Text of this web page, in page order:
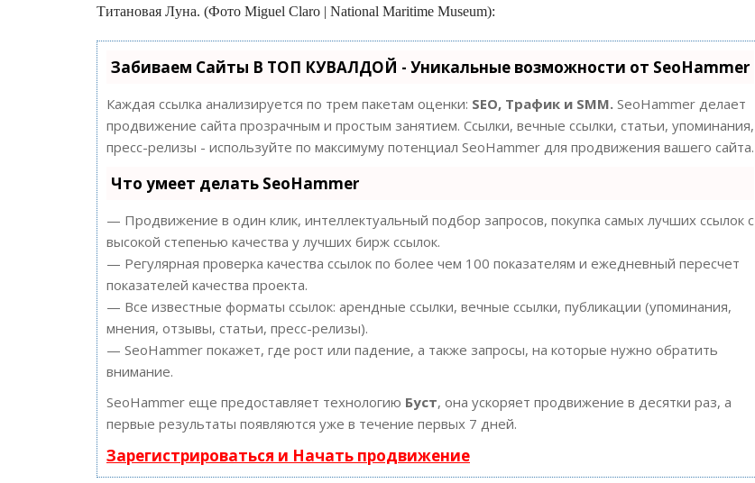
Титановая Луна. (Фото Miguel Claro | National Maritime Museum):
Забиваем Сайты В ТОП КУВАЛДОЙ - Уникальные возможности от SeoHammer
Каждая ссылка анализируется по трем пакетам оценки: SEO, Трафик и SMM. SeoHammer делает
продвижение сайта прозрачным и простым занятием. Ссылки, вечные ссылки, статьи, упоминания,
пресс-релизы - используйте по максимуму потенциал SeoHammer для продвижения вашего сайта.
Что умеет делать SeoHammer
— Продвижение в один клик, интеллектуальный подбор запросов, покупка самых лучших ссылок с
высокой степенью качества у лучших бирж ссылок.
— Регулярная проверка качества ссылок по более чем 100 показателям и ежедневный пересчет
показателей качества проекта.
— Все известные форматы ссылок: арендные ссылки, вечные ссылки, публикации (упоминания,
мнения, отзывы, статьи, пресс-релизы).
— SeoHammer покажет, где рост или падение, а также запросы, на которые нужно обратить
внимание.
SeoHammer еще предоставляет технологию Буст, она ускоряет продвижение в десятки раз, а
первые результаты появляются уже в течение первых 7 дней.
Зарегистрироваться и Начать продвижение